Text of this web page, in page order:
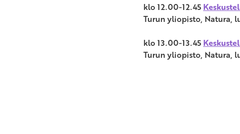
klo 12.00-12.45
Turun yliopisto, Natura,
klo 13.00-13.45
Turun yliopisto, Natura,